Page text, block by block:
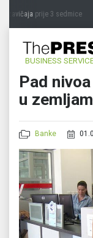
zavičajaprije 3 sedmice
BUSINESS
Pad
u
Banke